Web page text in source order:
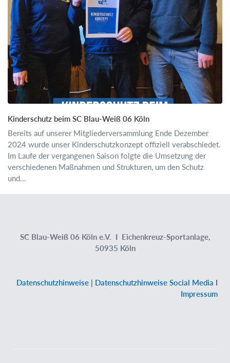
Kinderschutz beim SC Blau-Weiß 06 Köln
Bereits auf unserer Mitgliederversammlung Ende Dezember
2024 wurde unser Kinderschutzkonzept offiziell verabschiedet.
Im Laufe der vergangenen Saison folgte die Umsetzung der
verschiedenen Maßnahmen und Strukturen, um den Schutz
und...
SC Blau-Weiß 06 Köln e.V. I Eichenkreuz-Sportanlage,
50935 Köln
Datenschutzhinweise | Datenschutzhinweise Social Media I
Impressum